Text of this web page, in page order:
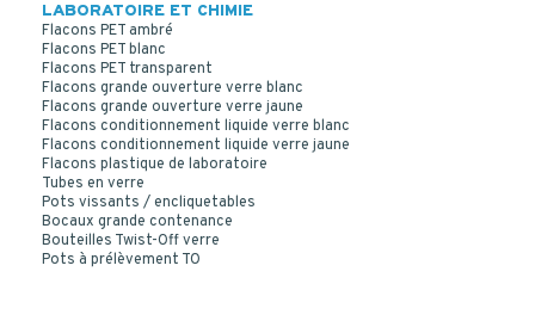
LABORATOIRE ET CHIMIE
Flacons PET ambré
Flacons PET blanc
Flacons PET transparent
Flacons grande ouverture verre blanc
Flacons grande ouverture verre jaune
Flacons conditionnement liquide verre blanc
Flacons conditionnement liquide verre jaune
Flacons plastique de laboratoire
Tubes en verre
Pots vissants / encliquetables
Bocaux grande contenance
Bouteilles Twist-Off verre
Pots à prélèvement TO